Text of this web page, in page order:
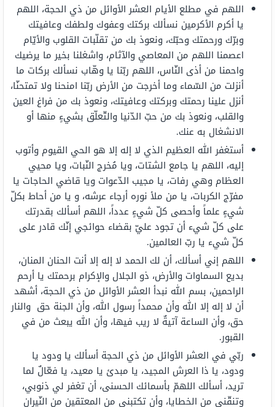
اللهم في مطلع الأيام العشر الأوائل من ذي الحجة، اللهم
يا أكرم الأكرمين نسألك بركتك وعفوك ولطفك وعافيتك
وبرّك ورحمتك وحبّك، ونعوذ بك من تقلّبات القلوب والأيّام
اعصمنا اللهم من المعاصي والآثام، واشغلنا بخير ما يرضيك
واحمنا من أذى النّاس، اللهم ربّنا يا وهّاب نسألك بركات ما
أنزلت من السّماء وما أخرجت من الأرض ربّنا امنحنا ولا تمتحنّا،
أنزل علينا رحمتك وبركتك وعافيتك، ونعوذ بك من فراغ العين
والقلب، ونعوذ بك من حبّ الدّنيا والتّعلّق بشيءٍ منها أو
الانشغال به عنك.
أستغفر الله العظيم الذي لا إله إلا هو الحي القيوم وأتوب
إليه، اللهم يا جامع الشتات، ويا مُخرج النّبات، ويا محيي
العظام وهي رفات، يا مجيب الدّعوات ويا قاضي الحاجات يا
مفرّج الكربات، يا من ملأ نوره أرجاء عرشه، و يا من أحاط بكلّ
شيءٍ علماً وأحصى كلّ شيءٍ عدداً، اللهم أسألك بقدرتك
على كلّ شيء أن تجود عليّ بقضاء حوائجي إنّك قادر على
كلّ شيء يا ربّ العالمين.
اللهم إني أسألك، أن لك الحمد لا إله إلا أنت الحنان المنان،
بديع السماوات والأرض، ذو الجلال والإكرام برحمتك يا أرحم
الراحمين، بسم الله نبدأ العشر الأوائل من ذي الحجة، أشهد
أن لا إله إلا الله وأن محمداً رسول الله، وأن الجنة حق والنار
حق، وأن الساعة آتيةٌ لا ريب فيها، وأن الله يبعث من في
القبور.
ربّي في العشر الأوائل من ذي الحجة أسألك يا ودود يا
ودود، يا ذا العرش المجيد، يا مبدئ يا معيد، يا فعّالٌ لما
تريد، أسألك اللهمّ بأسمائك الحسنى، أن تغفر لي ذنوبي،
وتنقّني من الخطايا، وأن تكتبني من المعتقين من النّيران